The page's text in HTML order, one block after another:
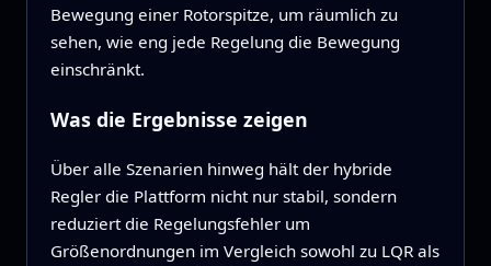
Bewegung einer Rotorspitze, um räumlich zu
sehen, wie eng jede Regelung die Bewegung
einschränkt.
Was die Ergebnisse zeigen
Über alle Szenarien hinweg hält der hybride
Regler die Plattform nicht nur stabil, sondern
reduziert die Regelungsfehler um
Größenordnungen im Vergleich sowohl zu LQR als